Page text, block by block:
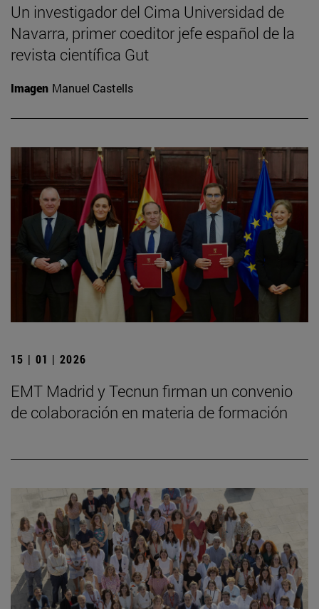
Un investigador del Cima Universidad de
Navarra, primer coeditor jefe español de la
revista científica Gut
Imagen Manuel Castells
15 | 01 | 2026
EMT Madrid y Tecnun firman un convenio
de colaboración en materia de formación